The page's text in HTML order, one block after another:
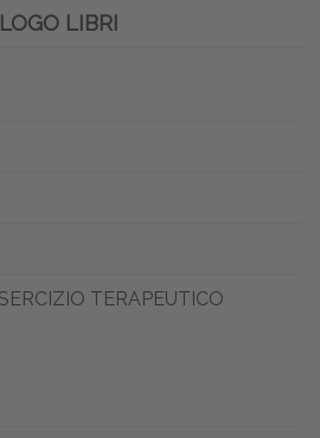
LIBRI
TERAPEUTICO